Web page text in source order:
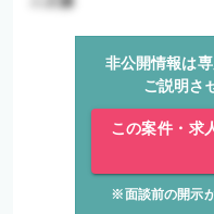
非公開情報は
ご説明さ
この案件・求
※面談前の開示